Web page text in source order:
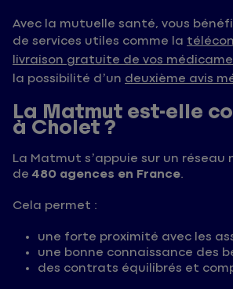
Avec la mutuelle santé, vous
de services utiles comme la
livraison gratuite de vos
la possibilité d’un deuxième avis
La Matmut est-elle
à Cholet ?
La Matmut s’appuie sur un réseau
de480 agences en France.
Cela permet :
une forte proximité avec les
une bonne connaissance des
des contrats équilibrés et